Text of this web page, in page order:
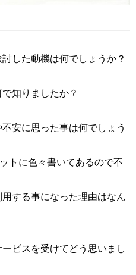
した動機は何でしょうか？
知りましたか？
安に思った事は何でしょう
トに色々書いてあるので不
する事になった理由はなん
ビスを受けてどう思いまし